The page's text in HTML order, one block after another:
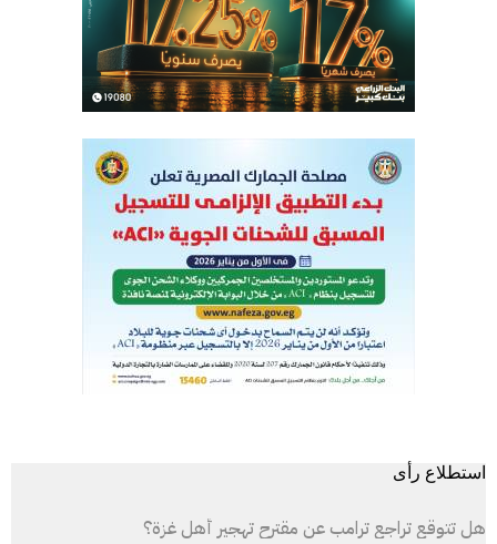
استطلاع رأى
هل تتوقع تراجع ترامب عن مقترح تهجير أهل غزة؟